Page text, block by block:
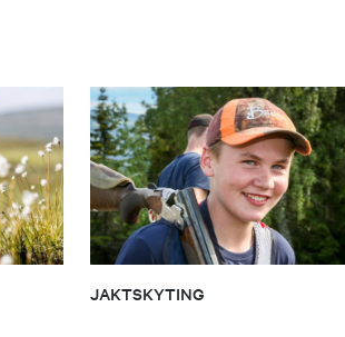
JAKTSKYTING